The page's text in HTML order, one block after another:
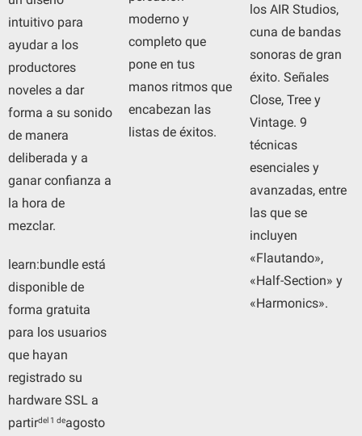
intuitivo para
ayudar a los
productores
noveles a dar
forma a su sonido
de manera
deliberada y a
ganar confianza a
la hora de
mezclar.
learn:bundle está
disponible de
forma gratuita
para los usuarios
que hayan
registrado su
hardware SSL a
partirdel 1 deagosto
moderno y
completo que
pone en tus
manos ritmos que
encabezan las
listas de éxitos.
los AIR Studios,
cuna de bandas
sonoras de gran
éxito. Señales
Close, Tree y
Vintage. 9
técnicas
esenciales y
avanzadas, entre
las que se
incluyen
«Flautando»,
«Half-Section» y
«Harmonics».